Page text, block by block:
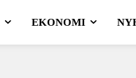
EKONOMI